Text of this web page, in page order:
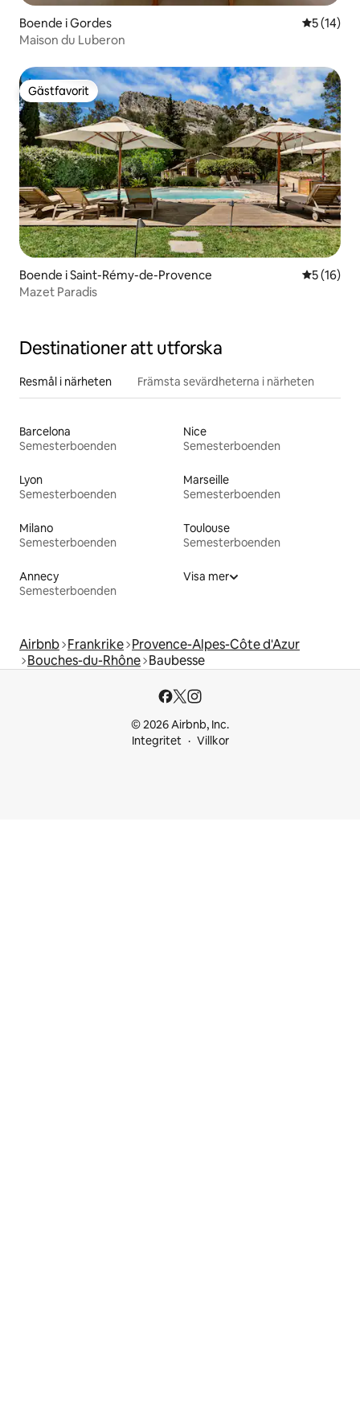
Boende i Gordes 5 av 5 i
5 (14)
Maison du Luberon
Gästfavorit
Gästfavorit
Boende i Saint-Rémy-de-Provence 5 av 5 i
5 (16)
Mazet Paradis
Destinationer att utforska
Resmål i närheten Främsta sevärdheterna i närheten
Barcelona
Semesterboenden
Nice
Semesterboenden
Lyon
Semesterboenden
Marseille
Semesterboenden
Milano
Semesterboenden
Toulouse
Semesterboenden
Annecy
Semesterboenden
Visa mer
Airbnb Frankrike Provence-Alpes-Côte d'Azur
Bouches-du-Rhône Baubesse
© 2026 Airbnb, Inc.
Integritet
Villkor